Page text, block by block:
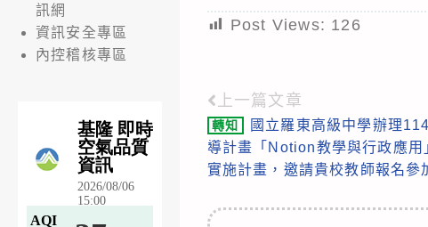
Post Views: 126
Read
more
articles
上一篇文章
轉知
國立羅東高級中學辦理
導計畫「Notion教學與行政應用
實施計畫，邀請貴校教師報名參
訊網
資訊安全專區
內控稽核專區